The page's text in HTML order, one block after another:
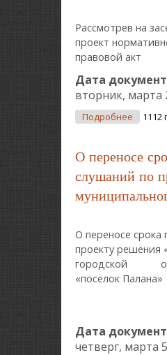
Рассмотрев на
проект
правовой акт
Дата
вторник, марта
Подробнее О О
1112
О переносе
слушаний по
О переносе срока
проекту решения
городской
«поселок Палана»
Дата
четверг, марта